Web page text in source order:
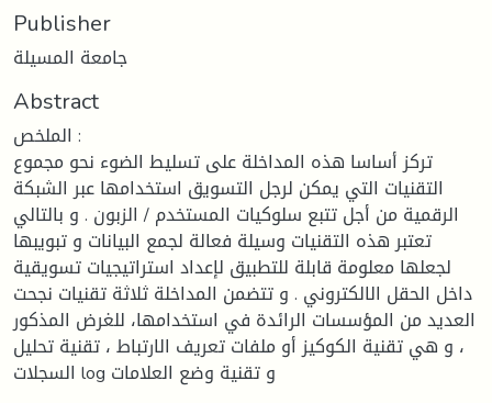
Publisher
جامعة المسيلة
Abstract
الملخص :
تركز أساسا هذه المداخلة على تسليط الضوء نحو مجموع
التقنيات التي يمكن لرجل التسويق استخدامها عبر الشبكة
الرقمية من أجل تتبع سلوكيات المستخدم / الزبون . و بالتالي
تعتبر هذه التقنيات وسيلة فعالة لجمع البيانات و تبويبها
لجعلها معلومة قابلة للتطبيق لإعداد استراتيجيات تسويقية
داخل الحقل الالكتروني . و تتضمن المداخلة ثلاثة تقنيات نجحت
العديد من المؤسسات الرائدة في استخدامها، للغرض المذكور
، و هي تقنية الكوكيز أو ملفات تعريف الارتباط ، تقنية تحليل
السجلات log و تقنية وضع العلامات